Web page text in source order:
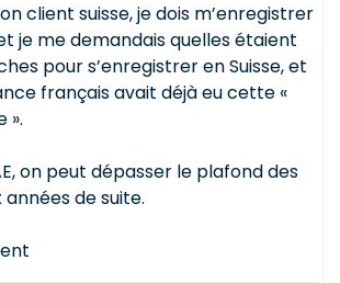
client suisse, je dois m’enregistrer
je me demandais quelles étaient
pour s’enregistrer en Suisse, et
français avait déjà eu cette «
».
on peut dépasser le plafond des
de suite.